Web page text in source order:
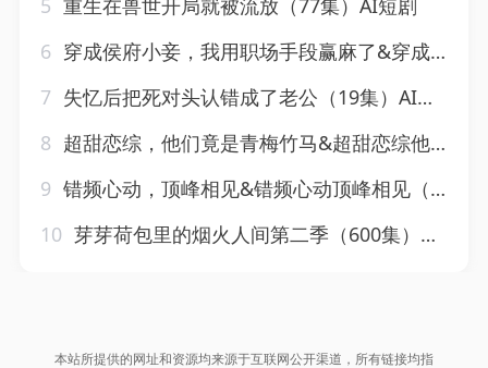
5 重生在兽世开局就被流放（77集）AI短剧
6 穿成侯府小妾，我用职场手段赢麻了&穿成侯府小妾我用职场手段赢麻了（80集）AI短剧
7 失忆后把死对头认错成了老公（19集）AI短剧
8 超甜恋综，他们竟是青梅竹马&超甜恋综他们竟是青梅竹马（91集）AI短剧
9 错频心动，顶峰相见&错频心动顶峰相见（40集）AI短剧
10 芽芽荷包里的烟火人间第二季（600集）AI短剧
本站所提供的网址和资源均来源于互联网公开渠道，所有链接均指